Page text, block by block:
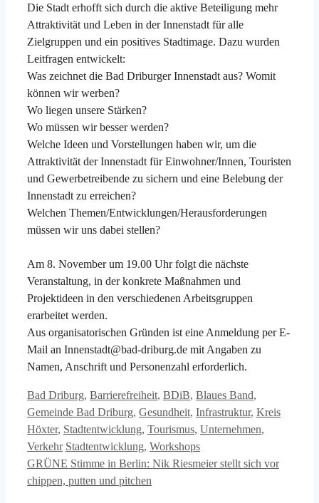
Die Stadt erhofft sich durch die aktive Beteiligung mehr
Attraktivität und Leben in der Innenstadt für alle
Zielgruppen und ein positives Stadtimage. Dazu wurden
Leitfragen entwickelt:
Was zeichnet die Bad Driburger Innenstadt aus? Womit
können wir werben?
Wo liegen unsere Stärken?
Wo müssen wir besser werden?
Welche Ideen und Vorstellungen haben wir, um die
Attraktivität der Innenstadt für Einwohner/Innen, Touristen
und Gewerbetreibende zu sichern und eine Belebung der
Innenstadt zu erreichen?
Welchen Themen/Entwicklungen/Herausforderungen
müssen wir uns dabei stellen?
Am 8. November um 19.00 Uhr folgt die nächste
Veranstaltung, in der konkrete Maßnahmen und
Projektideen in den verschiedenen Arbeitsgruppen
erarbeitet werden.
Aus organisatorischen Gründen ist eine Anmeldung per E-
Mail an Innenstadt@bad-driburg.de mit Angaben zu
Namen, Anschrift und Personenzahl erforderlich.
Kategorien
Bad Driburg, Barrierefreiheit, BDiB, Blaues Band,
Gemeinde Bad Driburg, Gesundheit, Infrastruktur, Kreis
Höxter, Stadtentwicklung, Tourismus, Unternehmen,
Verkehr Schlagwörter
Stadtentwicklung, Workshops
GRÜNE Stimme in Berlin: Nik Riesmeier stellt sich vor
chippen, putten und pitchen